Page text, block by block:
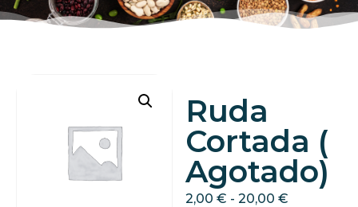
Ruda
Cortada (
Agotado)
2,00 € - 20,00 €